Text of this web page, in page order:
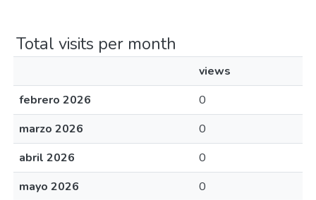
Total visits per month
views
febrero 2026
0
marzo 2026
0
abril 2026
0
mayo 2026
0